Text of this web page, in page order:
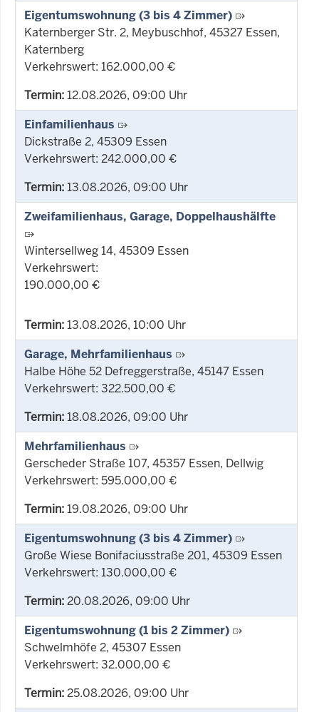
Eigentumswohnung (3 bis 4 Zimmer)
Katernberger Str. 2, Meybuschhof, 45327 Essen,
Katernberg
Verkehrswert: 162.000,00 €
Termin:12.08.2026, 09:00 Uhr
Einfamilienhaus
Dickstraße 2, 45309 Essen
Verkehrswert: 242.000,00 €
Termin:13.08.2026, 09:00 Uhr
Zweifamilienhaus, Garage, Doppelhaushälfte
Wintersellweg 14, 45309 Essen
Verkehrswert:
190.000,00 €
Termin:13.08.2026, 10:00 Uhr
Garage, Mehrfamilienhaus
Halbe Höhe 52 Defreggerstraße, 45147 Essen
Verkehrswert: 322.500,00 €
Termin:18.08.2026, 09:00 Uhr
Mehrfamilienhaus
Gerscheder Straße 107, 45357 Essen, Dellwig
Verkehrswert: 595.000,00 €
Termin:19.08.2026, 09:00 Uhr
Eigentumswohnung (3 bis 4 Zimmer)
Große Wiese Bonifaciusstraße 201, 45309 Essen
Verkehrswert: 130.000,00 €
Termin:20.08.2026, 09:00 Uhr
Eigentumswohnung (1 bis 2 Zimmer)
Schwelmhöfe 2, 45307 Essen
Verkehrswert: 32.000,00 €
Termin:25.08.2026, 09:00 Uhr